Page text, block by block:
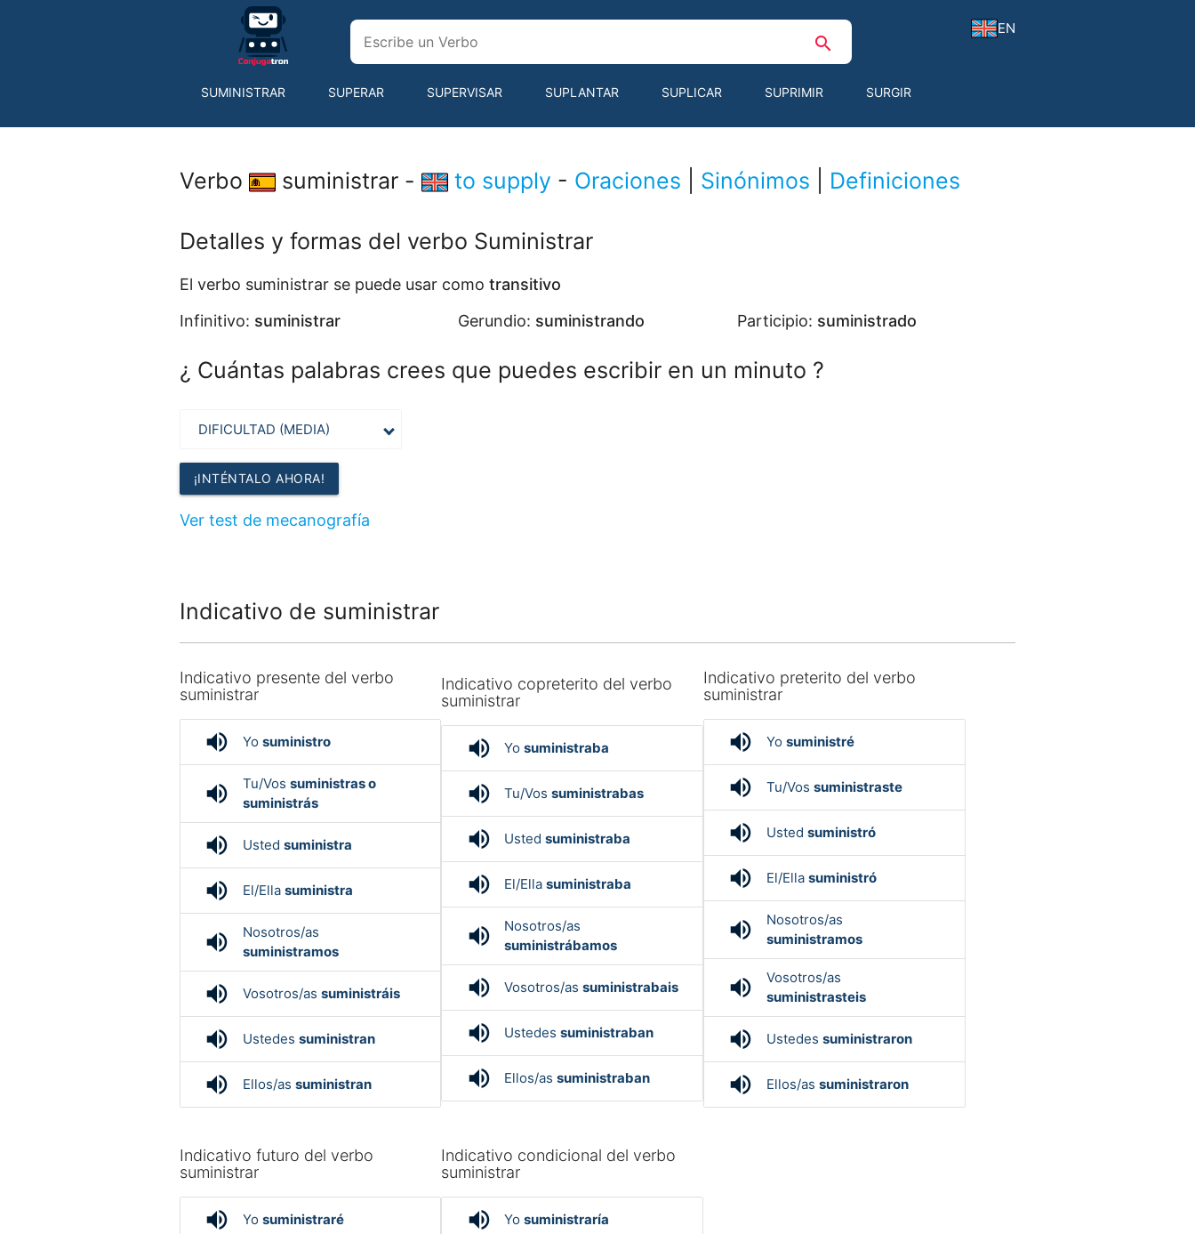
EN
search
SUMINISTRAR SUPERAR SUPERVISAR SUPLANTAR SUPLICAR SUPRIMIR SURGIR
Verbo suministrar - to supply - Oraciones Sinónimos Definiciones
Detalles y formas del verbo Suministrar
El verbo suministrar se puede usar como transitivo
Infinitivo: suministrar Gerundio: suministrando Participio: suministrado
¿ Cuántas palabras crees que puedes escribir en un minuto ?
¡INTÉNTALO AHORA!
Ver test de mecanografía
Indicativo de suministrar
Indicativo presente del verbo
suministrar
volume_up Yo suministro
volume_up Tu/Vos suministras o
suministrás
volume_up Usted suministra
volume_up El/Ella suministra
volume_up
Nosotros/as
suministramos
volume_up Vosotros/as suministráis
volume_up Ustedes suministran
volume_up Ellos/as suministran
Indicativo copreterito del verbo
suministrar
volume_up Yosuministraba
volume_up Tu/Vossuministrabas
volume_up Ustedsuministraba
volume_up El/Ellasuministraba
volume_up
Nosotros/as
suministrábamos
volume_up Vosotros/assuministrabais
volume_up Ustedessuministraban
volume_up Ellos/assuministraban
Indicativo preterito del verbo
suministrar
volume_up Yosuministré
volume_up Tu/Vossuministraste
volume_up Ustedsuministró
volume_up El/Ellasuministró
volume_up
Nosotros/as
suministramos
volume_up
Vosotros/as
suministrasteis
volume_up Ustedessuministraron
volume_up Ellos/assuministraron
Indicativo futuro del verbo
suministrar
volume_up Yo suministraré
Indicativo condicional del verbo
suministrar
volume_up Yosuministraría